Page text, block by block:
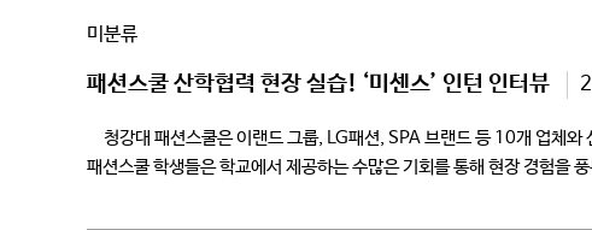
미분류
패션스쿨 산학협력 현장 실습! ‘미센스’ 인턴 인터뷰
청강대 패션스쿨은 이랜드 그룹, LG패션, SPA 브랜드 등 10개 업체와
패션스쿨 학생들은 학교에서 제공하는 수많은 기회를 통해 현장 경험을